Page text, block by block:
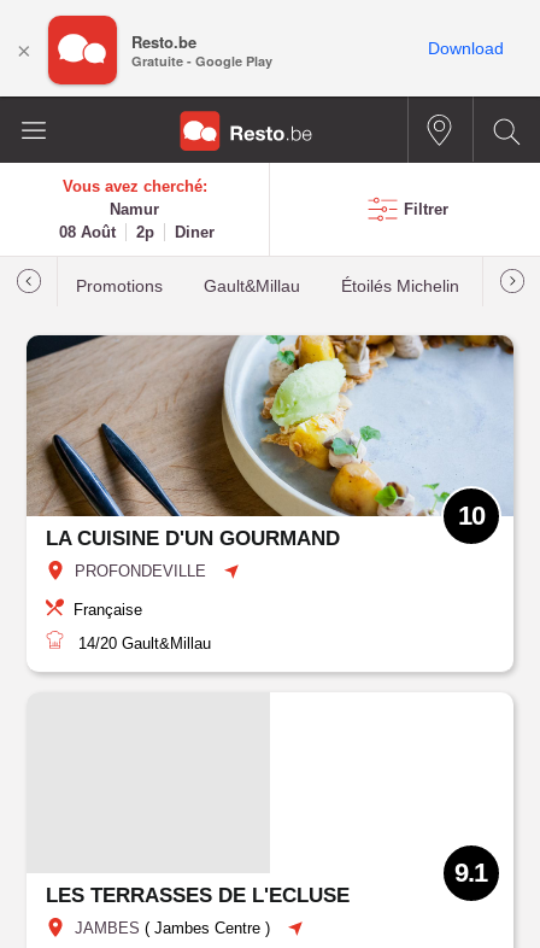
Vous avez cherché:
Namur
08 Août
2p Diner
Filtrer
Promotions Gault&Millau Étoilés Michelin Les
LA CUISINE D'UN GOURMAND
PROFONDEVILLE
10
Française
14/20 Gault&Millau
LES TERRASSES DE L'ECLUSE
JAMBES(Jambes Centre )
9.1
× Resto.be
Gratuite - Google Play
Download